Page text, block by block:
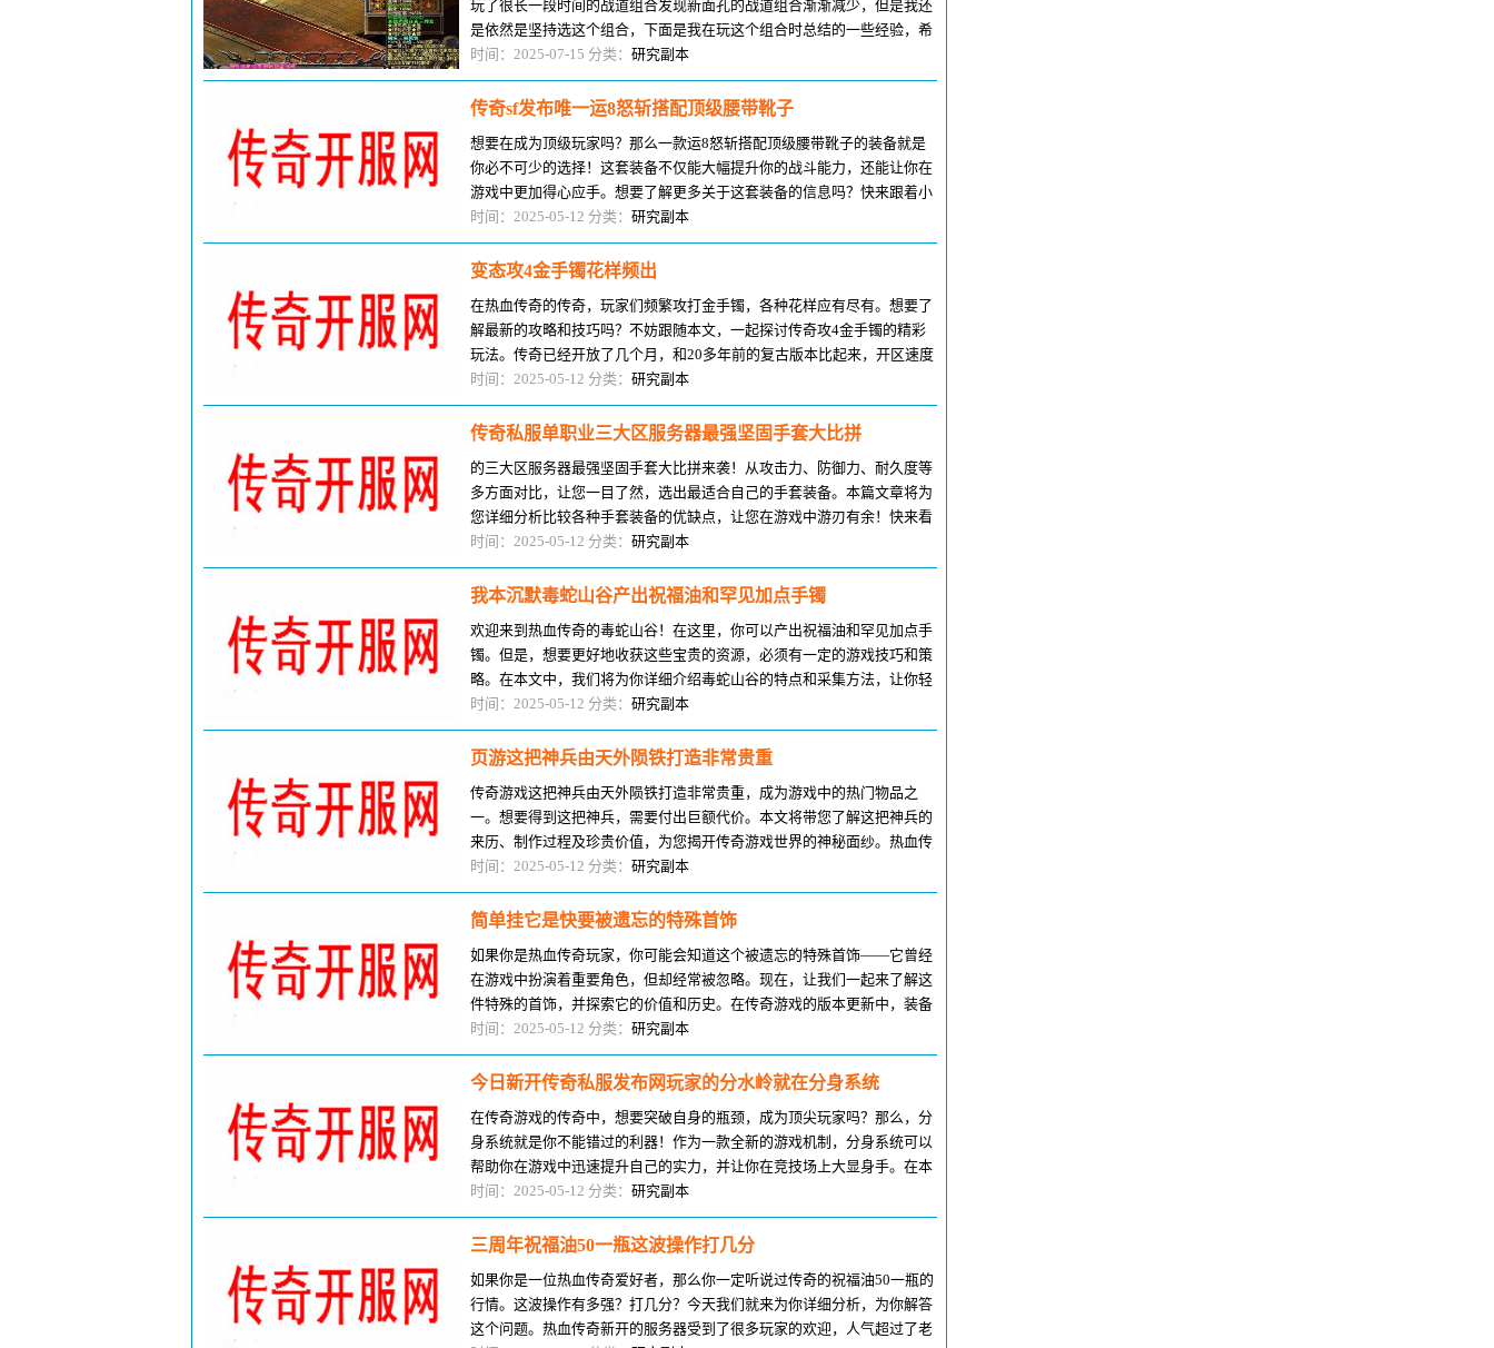
玩了很长一段时间的战道组合发现新面孔的战道组合渐渐减少，但是我还
是依然是坚持选这个组合，下面是我在玩这个组合时总结的一些经验，希
望能够让朋友们对战道组合有所改
时间：2025-07-15 分类： 研究副本
传奇sf发布唯一运8怒斩搭配顶级腰带靴子
想要在成为顶级玩家吗？那么一款运8怒斩搭配顶级腰带靴子的装备就是
你必不可少的选择！这套装备不仅能大幅提升你的战斗能力，还能让你在
游戏中更加得心应手。想要了解更多关于这套装备的信息吗？快来跟着小
编一起了解吧！之前有人给小编发
时间：2025-05-12 分类： 研究副本
变态攻4金手镯花样频出
在热血传奇的传奇，玩家们频繁攻打金手镯，各种花样应有尽有。想要了
解最新的攻略和技巧吗？不妨跟随本文，一起探讨传奇攻4金手镯的精彩
玩法。传奇已经开放了几个月，和20多年前的复古版本比起来，开区速度
非常快。当然，随着网络发展的速
时间：2025-05-12 分类： 研究副本
传奇私服单职业三大区服务器最强坚固手套大比拼
的三大区服务器最强坚固手套大比拼来袭！从攻击力、防御力、耐久度等
多方面对比，让您一目了然，选出最适合自己的手套装备。本篇文章将为
您详细分析比较各种手套装备的优缺点，让您在游戏中游刃有余！快来看
看吧！热血传奇游戏中的首饰系列
时间：2025-05-12 分类： 研究副本
我本沉默毒蛇山谷产出祝福油和罕见加点手镯
欢迎来到热血传奇的毒蛇山谷！在这里，你可以产出祝福油和罕见加点手
镯。但是，想要更好地收获这些宝贵的资源，必须有一定的游戏技巧和策
略。在本文中，我们将为你详细介绍毒蛇山谷的特点和采集方法，让你轻
松掌握这个冒险之地。如果你是热
时间：2025-05-12 分类： 研究副本
页游这把神兵由天外陨铁打造非常贵重
传奇游戏这把神兵由天外陨铁打造非常贵重，成为游戏中的热门物品之
一。想要得到这把神兵，需要付出巨额代价。本文将带您了解这把神兵的
来历、制作过程及珍贵价值，为您揭开传奇游戏世界的神秘面纱。热血传
奇复古版本中的各种设定都有现实生
时间：2025-05-12 分类： 研究副本
简单挂它是快要被遗忘的特殊首饰
如果你是热血传奇玩家，你可能会知道这个被遗忘的特殊首饰——它曾经
在游戏中扮演着重要角色，但却经常被忽略。现在，让我们一起来了解这
件特殊的首饰，并探索它的价值和历史。在传奇游戏的版本更新中，装备
淘汰的速度最快。即使在复古版本
时间：2025-05-12 分类： 研究副本
今日新开传奇私服发布网玩家的分水岭就在分身系统
在传奇游戏的传奇中，想要突破自身的瓶颈，成为顶尖玩家吗？那么，分
身系统就是你不能错过的利器！作为一款全新的游戏机制，分身系统可以
帮助你在游戏中迅速提升自己的实力，并让你在竞技场上大显身手。在本
文中，我们将深入探讨分身系统的
时间：2025-05-12 分类： 研究副本
三周年祝福油50一瓶这波操作打几分
如果你是一位热血传奇爱好者，那么你一定听说过传奇的祝福油50一瓶的
行情。这波操作有多强？打几分？今天我们就来为你详细分析，为你解答
这个问题。热血传奇新开的服务器受到了很多玩家的欢迎，人气超过了老